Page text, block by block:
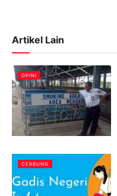
Artikel Lain
OPINI
CERBUNG